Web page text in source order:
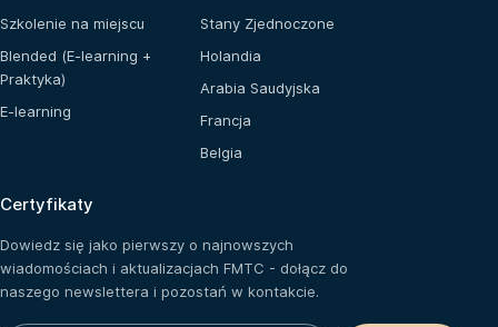
Szkolenie na miejscu
Blended (E-learning +
Praktyka)
E-learning
Stany Zjednoczone
Holandia
Arabia Saudyjska
Francja
Belgia
Certyfikaty
Dowiedz się jako pierwszy o najnowszych
wiadomościach i aktualizacjach FMTC - dołącz do
naszego newslettera i pozostań w kontakcie.